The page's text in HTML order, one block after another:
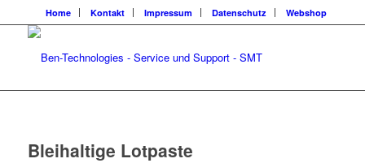
Home Kontakt Impressum Datenschutz Webshop
Bleihaltige Lotpaste